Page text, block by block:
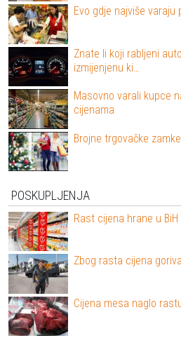
Evo gdje najviše varaju
Znate li koji rabljeni
izmijenjenu ki…
Masovno varali kupce
cijenama
Brojne trgovačke
POSKUPLJENJA
Rast cijena hrane u
Zbog rasta cijena
Cijena mesa naglo